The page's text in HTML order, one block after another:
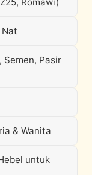
Semen, Pasir
& Wanita
untuk